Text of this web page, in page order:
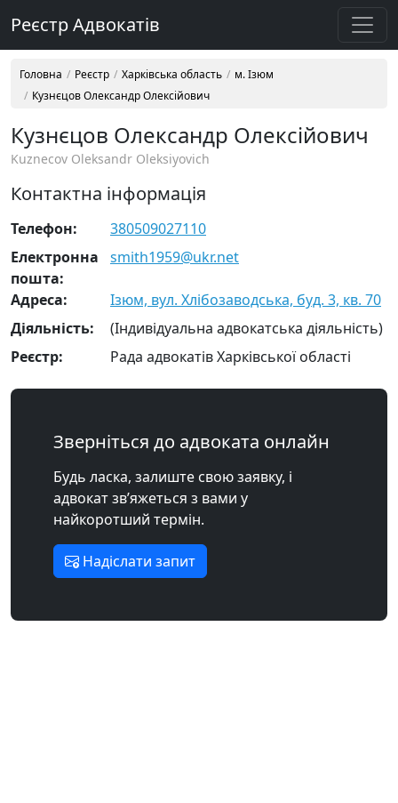
Реєстр Адвокатів
Головна Реєстр Харківська область
м. Ізюм
Кузнєцов Олександр Олексійович
Кузнєцов Олександр Олексійович
Kuznecov Oleksandr Oleksiyovich
Контактна інформація
Телефон:
380509027110
Електронна
пошта:
smith1959@ukr.net
Адреса:
Ізюм, вул. Хлібозаводська, буд. 3, кв. 70
Діяльність:
(Індивідуальна адвокатська діяльність)
Реєстр:
Рада адвокатів Харківської області
Зверніться до адвоката онлайн
Будь ласка, залиште свою заявку, і
адвокат зв’яжеться з вами у
найкоротший термін.
Надіслати запит